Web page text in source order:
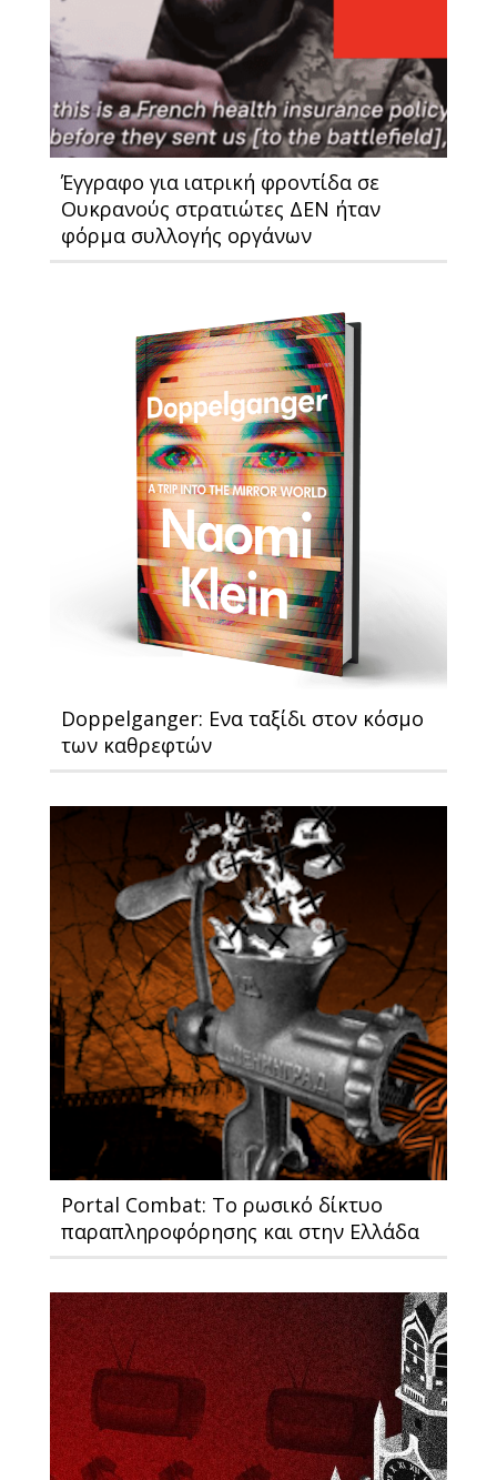
Έγγραφο για ιατρική φροντίδα σε
Ουκρανούς στρατιώτες ΔΕΝ ήταν
φόρμα συλλογής οργάνων
Doppelganger: Ενα ταξίδι στον κόσμο
των καθρεφτών
Portal Combat: Το ρωσικό δίκτυο
παραπληροφόρησης και στην Ελλάδα